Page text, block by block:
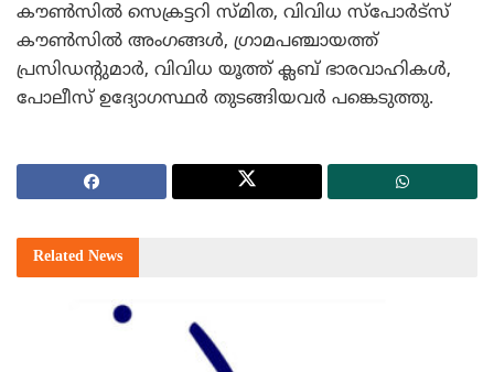
കൗണ്‍സില്‍ സെക്രട്ടറി സ്മിത, വിവിധ സ്‌പോര്‍ട്‌സ്
കൗണ്‍സില്‍ അംഗങ്ങള്‍, ഗ്രാമപഞ്ചായത്ത്
പ്രസിഡന്റുമാര്‍, വിവിധ യൂത്ത് ക്ലബ് ഭാരവാഹികള്‍,
പോലീസ് ഉദ്യോഗസ്ഥര്‍ തുടങ്ങിയവര്‍ പങ്കെടുത്തു.
Related News